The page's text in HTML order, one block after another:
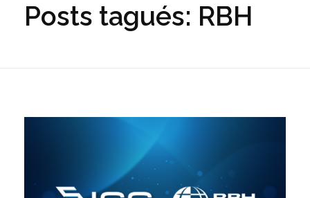
Posts tagués: RBH